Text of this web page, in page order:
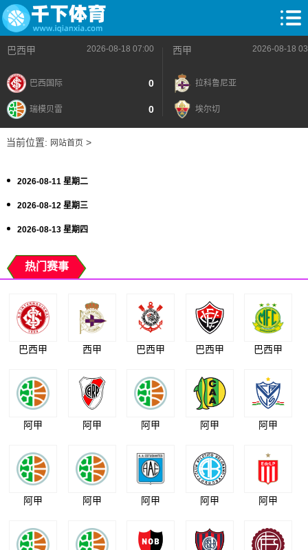
巴西甲 2026-08-18 07:00
巴西国际 0
瑞模贝雷 0
西甲 2026-08-18
拉科鲁尼亚
埃尔切
当前位置: 网站首页>
2026-08-11 星期二
2026-08-12 星期三
2026-08-13 星期四
热门赛事
巴西甲 西甲 巴西甲 巴西甲 巴西甲
阿甲 阿甲 阿甲 阿甲 阿甲
阿甲 阿甲 阿甲 阿甲 阿甲